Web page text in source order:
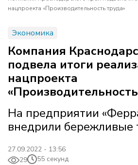
нацпроекта «Производительность труда»
Экономика
Компания
подвела итоги
нацпроекта
На предприятии
внедрили бережливые
27.09.2022 - 13:56
29
55 секунд